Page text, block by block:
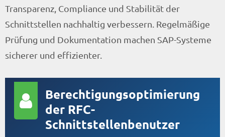
Transparenz, Compliance und Stabilität der
Schnittstellen nachhaltig verbessern. Regelmäßige
Prüfung und Dokumentation machen SAP-Systeme
sicherer und effizienter.
Berechtigungsoptimierung
der RFC-
Schnittstellenbenutzer